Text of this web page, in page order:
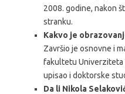
2008. godine, nakon
stranku.
Kakvo je
Završio je osnovne i
fakultetu Univerziteta
upisao i doktorske
Da li Nikola